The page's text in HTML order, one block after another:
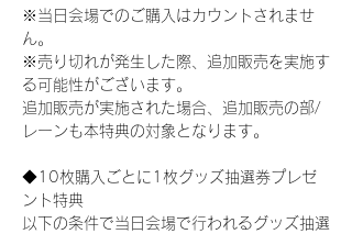
※当日会場でのご購入はカウントされませ
ん。
※売り切れが発生した際、追加販売を実施す
る可能性がございます。
追加販売が実施された場合、追加販売の部/
レーンも本特典の対象となります。
◆10枚購入ごとに1枚グッズ抽選券プレゼ
ント特典
以下の条件で当日会場で行われるグッズ抽選